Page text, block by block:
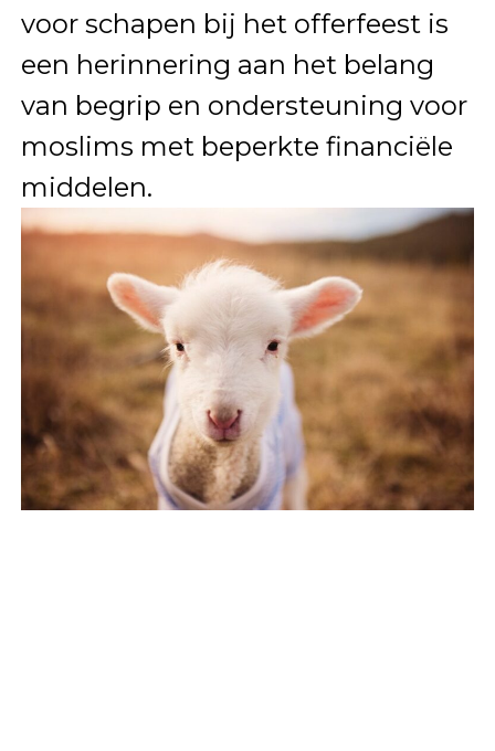
voor schapen bij het offerfeest is
een herinnering aan het belang
van begrip en ondersteuning voor
moslims met beperkte financiële
middelen.